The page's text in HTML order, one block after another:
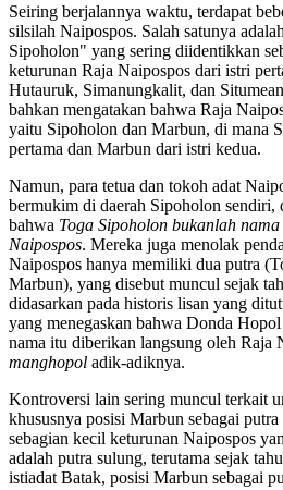
Seiring berjalannya waktu, terdapat
silsilah Naipospos. Salah satunya
Sipoholon" yang sering diidentikkan
keturunan Raja Naipospos dari istri
Hutauruk, Simanungkalit, dan
bahkan mengatakan bahwa Raja
yaitu Sipoholon dan Marbun, di mana
pertama dan Marbun dari istri kedua.
Namun, para tetua dan tokoh adat
bermukim di daerah Sipoholon sendiri,
bahwa Toga Sipoholon bukanlah
Naipospos. Mereka juga menolak
Naipospos hanya memiliki dua putra
Marbun), yang disebut muncul sejak
didasarkan pada historis lisan yang
yang menegaskan bahwa Donda
nama itu diberikan langsung oleh Raja
manghopol adik-adiknya.
Kontroversi lain sering muncul terkait
khususnya posisi Marbun sebagai
sebagian kecil keturunan Naipospos
adalah putra sulung, terutama sejak
istiadat Batak, posisi Marbun sebagai